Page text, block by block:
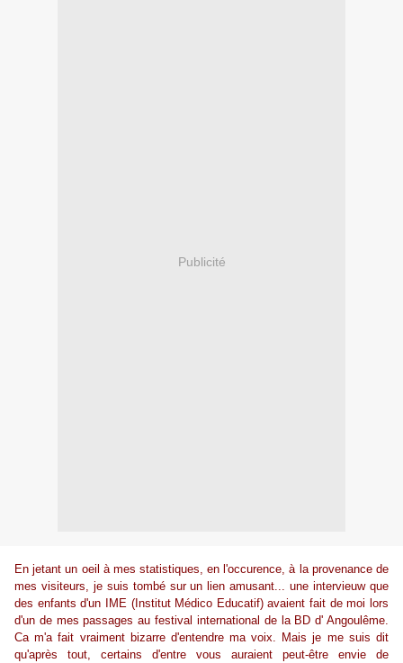
Publicité
En jetant un oeil à mes statistiques, en l'occurence, à la provenance de
mes visiteurs, je suis tombé sur un lien amusant... une intervieuw que
des enfants d'un IME (Institut Médico Educatif) avaient fait de moi lors
d'un de mes passages au festival international de la BD d' Angoulême.
Ca m'a fait vraiment bizarre d'entendre ma voix. Mais je me suis dit
qu'après tout, certains d'entre vous auraient peut-être envie de